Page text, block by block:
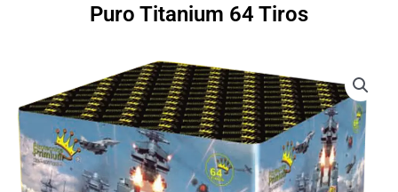
Puro Titanium 64 Tiros